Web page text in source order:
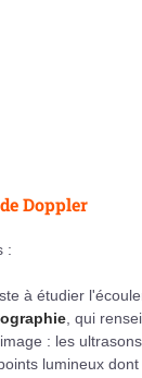
Doppler
:
à étudier
, qui
: les
lumineux